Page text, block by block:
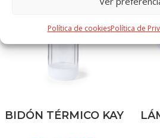
Política de cookiesPolítica de
BIDÓN TÉRMICO KAY